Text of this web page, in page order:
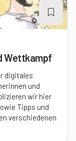
Wettkampf
digitales
und
wir hier
Tipps und
verschiedenen